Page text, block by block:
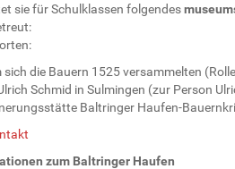
sie für Schulklassen folgendes
sich die Bauern 1525 versammelten
Schmid in Sulmingen (zur Person
Baltringer Haufen-
zum Baltringer Haufen